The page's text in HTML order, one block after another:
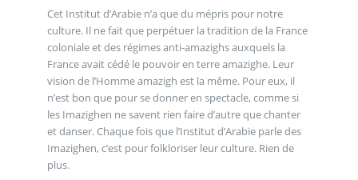
Cet Institut d’Arabie n’a que du mépris pour notre
culture. Il ne fait que perpétuer la tradition de la France
coloniale et des régimes anti-amazighs auxquels la
France avait cédé le pouvoir en terre amazighe. Leur
vision de l’Homme amazigh est la même. Pour eux, il
n’est bon que pour se donner en spectacle, comme si
les Imazighen ne savent rien faire d’autre que chanter
et danser. Chaque fois que l’Institut d’Arabie parle des
Imazighen, c’est pour folkloriser leur culture. Rien de
plus.